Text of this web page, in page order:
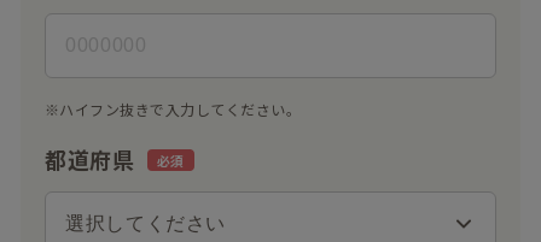
※ハイフン抜きで入力してください。
都道府県